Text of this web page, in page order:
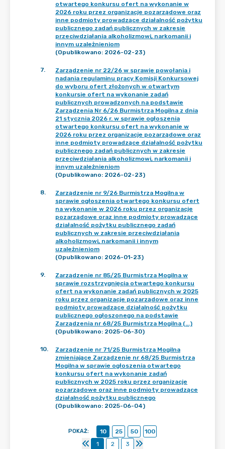
otwartego konkursu ofert na wykonanie w
2026 roku przez organizacje pozarządowe oraz
inne podmioty prowadzące działalność pożytku
publicznego zadań publicznych w zakresie
przeciwdziałania alkoholizmowi, narkomanii i
innym uzależnieniom
(Opublikowano: 2026-02-23)
7.
Zarządzenie nr 22/26 w sprawie powołania i
nadania regulaminu pracy Komisji Konkursowej
do wyboru ofert złożonych w otwartym
konkursie ofert na wykonanie zadań
publicznych prowadzonych na podstawie
Zarządzenia Nr 6/26 Burmistrza Mogilna z dnia
21 stycznia 2026 r. w sprawie ogłoszenia
otwartego konkursu ofert na wykonanie w
2026 roku przez organizacje pozarządowe oraz
inne podmioty prowadzące działalność pożytku
publicznego zadań publicznych w zakresie
przeciwdziałania alkoholizmowi, narkomanii i
innym uzależnieniom
(Opublikowano: 2026-02-23)
8.
Zarządzenie nr 9/26 Burmistrza Mogilna w
sprawie ogłoszenia otwartego konkursu ofert
na wykonanie w 2026 roku przez organizacje
pozarządowe oraz inne podmioty prowadzące
działalność pożytku publicznego zadań
publicznych w zakresie przeciwdziałania
alkoholizmowi, narkomanii i innym
uzależnieniom
(Opublikowano: 2026-01-23)
9.
Zarządzenie nr 85/25 Burmistrza Mogilna w
sprawie rozstrzygnięcia otwartego konkursu
ofert na wykonanie zadań publicznych w 2025
roku przez organizacje pozarządowe oraz inne
podmioty prowadzące działalność pożytku
publicznego ogłoszonego na podstawie
Zarządzenia nr 68/25 Burmistrza Mogilna (...)
(Opublikowano: 2025-06-30)
10.
Zarządzenie nr 71/25 Burmistrza Mogilna
zmieniające Zarządzenie nr 68/25 Burmistrza
Mogilna w sprawie ogłoszenia otwartego
konkursu ofert na wykonanie zadań
publicznych w 2025 roku przez organizacje
pozarządowe oraz inne podmioty prowadzące
działalność pożytku publicznego
(Opublikowano: 2025-06-04)
POKAŻ: 10 25 50
100
1
2 3